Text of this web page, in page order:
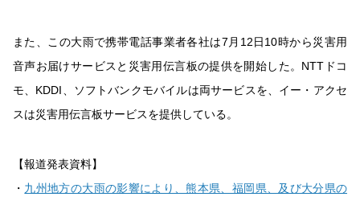
また、この大雨で携帯電話事業者各社は7月12日10時から災害用
音声お届けサービスと災害用伝言板の提供を開始した。NTTドコ
モ、KDDI、ソフトバンクモバイルは両サービスを、イー・アクセ
スは災害用伝言板サービスを提供している。
【報道発表資料】
・ 九州地方の大雨の影響により、熊本県、福岡県、及び大分県の